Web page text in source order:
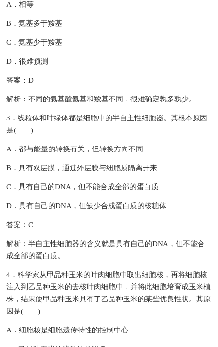
A．相等
B．氨基多于羧基
C．氨基少于羧基
D．很难预测
答案：D
解析：不同的氨基酸氨基和羧基不同，很难确定孰多孰少。
3．线粒体和叶绿体都是细胞中的半自主性细胞器。其根本原因
是( )
A．都与能量的转换有关，但转换方向不同
B．具有双层膜，通过外层膜与细胞质隔离开来
C．具有自己的DNA，但不能合成全部的蛋白质
D．具有自己的DNA，但缺少合成蛋白质的核糖体
答案：C
解析：半自主性细胞器的含义就是具有自己的DNA，但不能合
成全部的蛋白质。
4．科学家从甲品种玉米的叶肉细胞中取出细胞核，再将细胞核
注入到乙品种玉米的去核叶肉细胞中，并将此细胞培育成玉米植
株，结果使甲品种玉米具有了乙品种玉米的某些优良性状。其原
因是( )
A．细胞核是细胞遗传特性的控制中心